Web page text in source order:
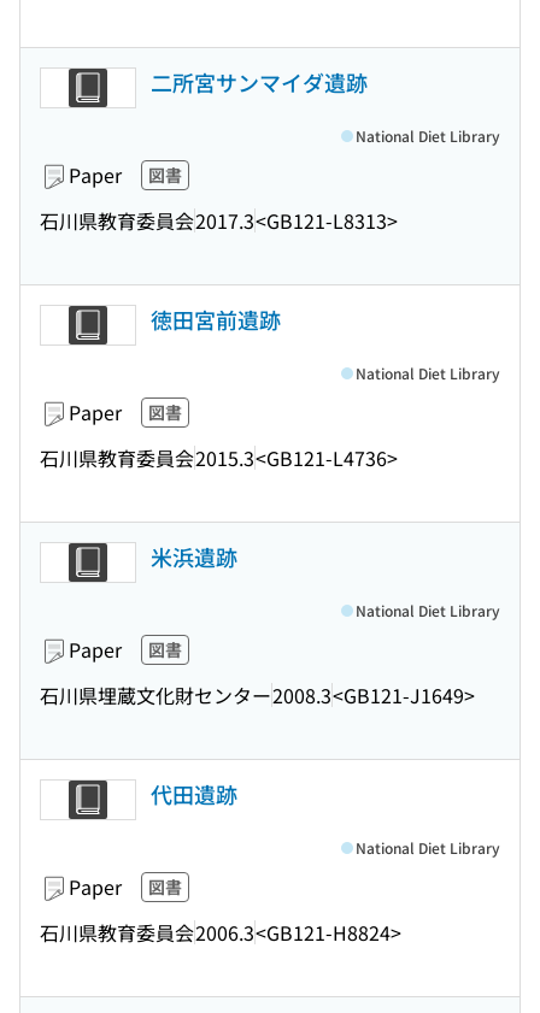
二所宮サンマイダ遺跡
Paper 図書
石川県教育委員会2017.3<GB121-L8313>
National Diet Library
徳田宮前遺跡
Paper 図書
石川県教育委員会2015.3<GB121-L4736>
National Diet Library
米浜遺跡
Paper 図書
石川県埋蔵文化財センター2008.3<GB121-J1649>
National Diet Library
代田遺跡
Paper 図書
石川県教育委員会2006.3<GB121-H8824>
National Diet Library